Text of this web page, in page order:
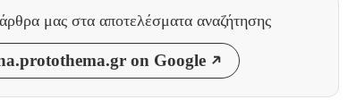
μας στα αποτελέσματα αναζήτησης
on Google